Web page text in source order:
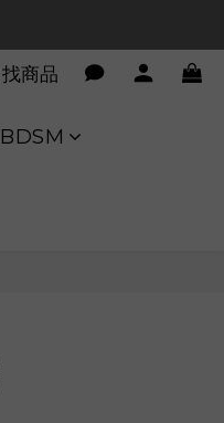
找商品
BDSM